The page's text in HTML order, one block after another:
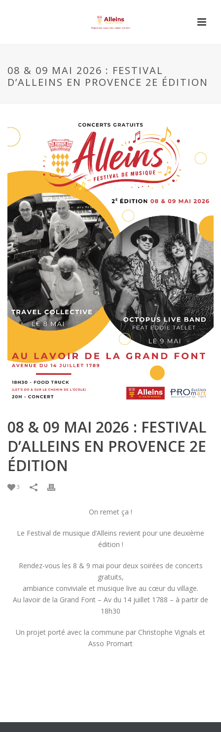
08 & 09 MAI 2026 : FESTIVAL
D’ALLEINS EN PROVENCE 2E ÉDITION
08 & 09 MAI 2026 : FESTIVAL
D’ALLEINS EN PROVENCE 2E
ÉDITION
3
On remet ça !
Le Festival de musique d’Alleins revient pour une deuxième
édition !
Rendez-vous les 8 & 9 mai pour deux soirées de concerts
gratuits,
ambiance conviviale et musique live au cœur du village.
Au lavoir de la Grand Font – Av du 14 juillet 1788 – à partir de
18h30
Un projet porté avec la commune par Christophe Vignals et
Asso Promart